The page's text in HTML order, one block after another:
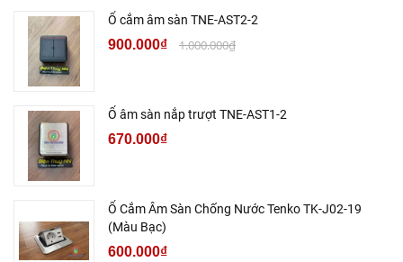
Ổ cắm âm sàn TNE-AST2-2
900.000₫ 1.000.000₫
Ổ âm sàn nắp trượt TNE-AST1-2
670.000₫
Ổ Cắm Âm Sàn Chống Nước Tenko TK-J02-19
(Màu Bạc)
600.000₫